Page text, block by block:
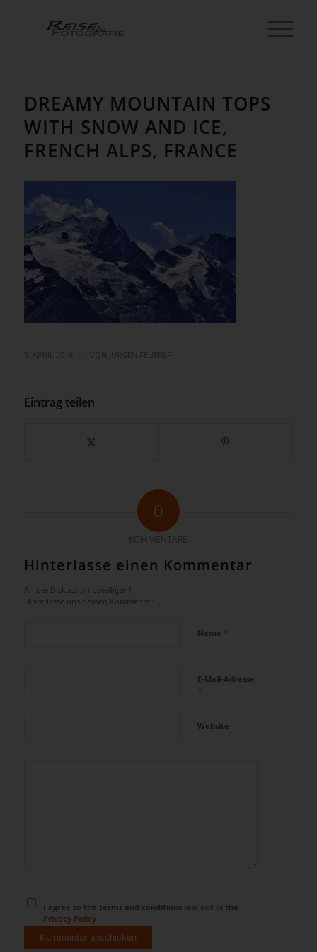
DREAMY MOUNTAIN TOPS
WITH SNOW AND ICE,
FRENCH ALPS, FRANCE
Eintrag teilen
0
Hinterlasse einen Kommentar
An der Diskussion beteiligen?
Hinterlasse uns deinen Kommentar!
Name *
E-Mail-Adresse
*
Website
I agree to the terms and conditions laid out in the
Privacy Policy